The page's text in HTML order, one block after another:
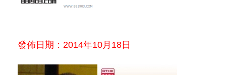
發佈日期：2014年10月18日